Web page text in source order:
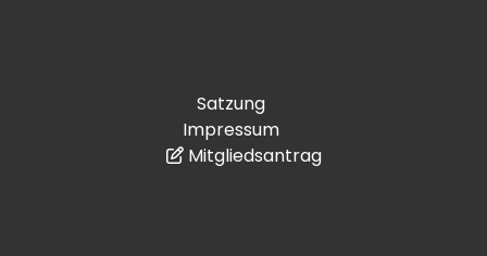
Satzung
Impressum
Mitgliedsantrag